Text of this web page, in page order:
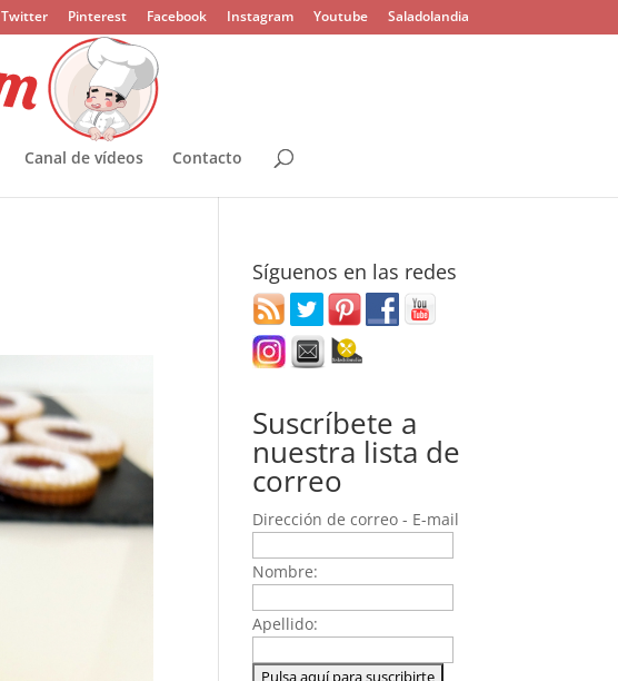
Twitter Pinterest Facebook Instagram Youtube Saladolandia
Canal de vídeos Contacto
Síguenos en las redes
Suscríbete a
nuestra lista de
correo
Dirección de correo - E-mail
Nombre:
Apellido: